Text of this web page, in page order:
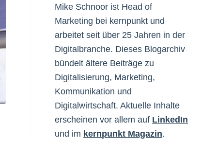
Mike Schnoor ist Head of
Marketing bei kernpunkt und
arbeitet seit über 25 Jahren in der
Digitalbranche. Dieses Blogarchiv
bündelt ältere Beiträge zu
Digitalisierung, Marketing,
Kommunikation und
Digitalwirtschaft. Aktuelle Inhalte
erscheinen vor allem auf LinkedIn
und im kernpunkt Magazin.